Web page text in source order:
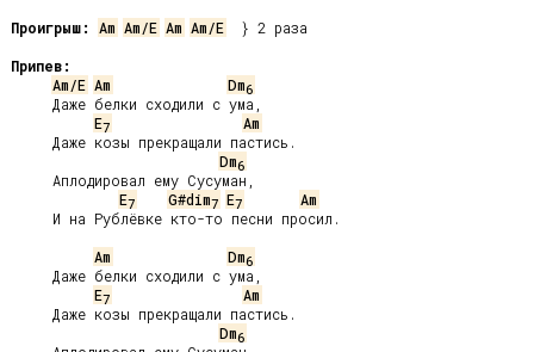
Проигрыш:
Am Am/E Am Am/E
  } 2 раза
Припев:
Am/E Am Dm6
E7
Am
Dm6
E7 G#dim7 E7
Am
Am
Dm6
E7
Am
Dm6